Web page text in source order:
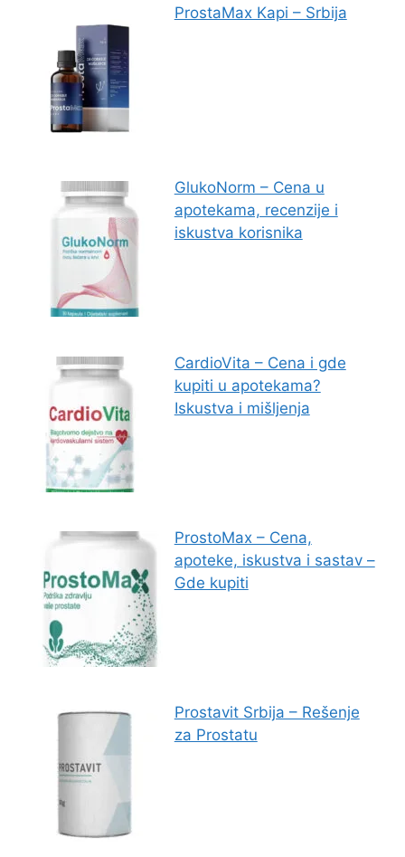
ProstaMax Kapi – Srbija
GlukoNorm – Cena u
apotekama, recenzije i
iskustva korisnika
CardioVita – Cena i gde
kupiti u apotekama?
Iskustva i mišljenja
ProstoMax – Cena,
apoteke, iskustva i sastav –
Gde kupiti
Prostavit Srbija – Rešenje
za Prostatu